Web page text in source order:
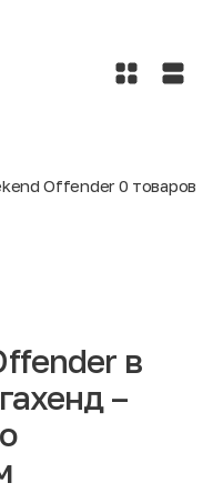
Offender 0 товаров
в
–